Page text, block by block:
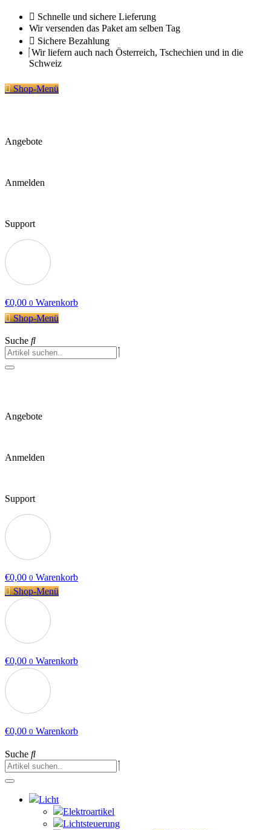
Zum
Inhalt
springen
Schnelle und sichere Lieferung
Wir versenden das Paket am selben Tag
Sichere Bezahlung
Wir liefern auch nach Österreich, Tschechien und in die
Schweiz
Shop-Menü
Angebote
Anmelden
Support
€0,00 0 Warenkorb
Shop-Menü
Suche
Angebote
Anmelden
Support
€0,00 0 Warenkorb
Shop-Menü
€0,00 0 Warenkorb
€0,00 0 Warenkorb
Suche
Licht
Elektroartikel
Lichtsteuerung